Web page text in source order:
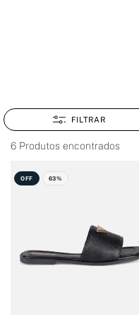
FILTRAR
6 Produtos encontrados
OFF 63%